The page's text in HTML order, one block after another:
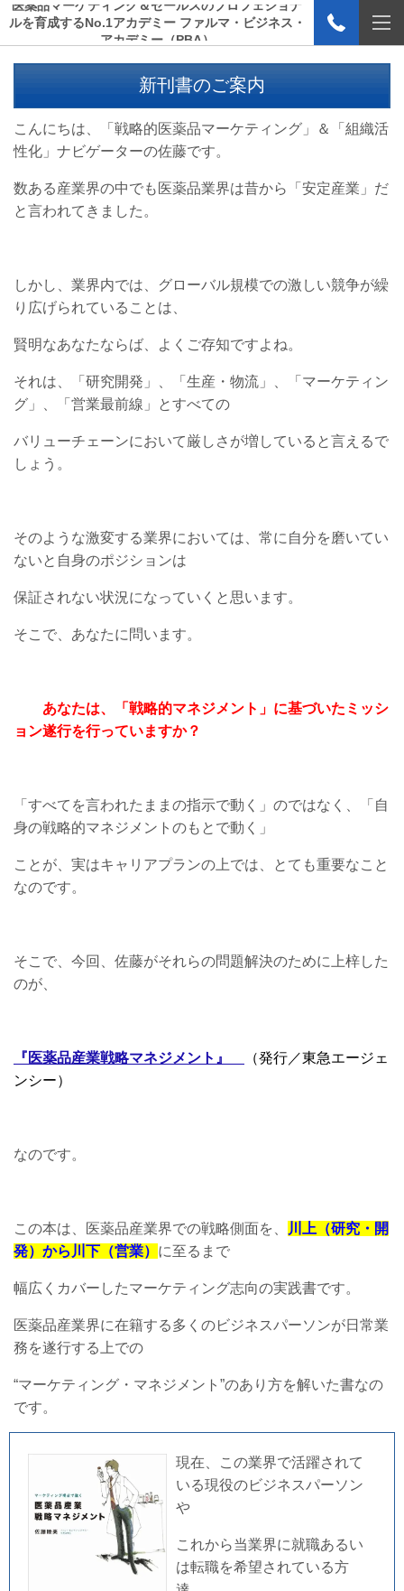
医薬品マーケティング＆セールスのプロフェショナ
ルを育成するNo.1アカデミー ファルマ・ビジネス・
アカデミー（PBA）
新刊書のご案内
こんにちは、「戦略的医薬品マーケティング」＆「組織活
性化」ナビゲーターの佐藤です。
数ある産業界の中でも医薬品業界は昔から「安定産業」だ
と言われてきました。
しかし、業界内では、グローバル規模での激しい競争が繰
り広げられていることは、
賢明なあなたならば、よくご存知ですよね。
それは、「研究開発」、「生産・物流」、「マーケティン
グ」、「営業最前線」とすべての
バリューチェーンにおいて厳しさが増していると言えるで
しょう。
そのような激変する業界においては、常に自分を磨いてい
ないと自身のポジションは
保証されない状況になっていくと思います。
そこで、あなたに問います。
あなたは、「戦略的マネジメント」に基づいたミッシ
ョン遂行を行っていますか？
「すべてを言われたままの指示で動く」のではなく、「自
身の戦略的マネジメントのもとで動く」
ことが、実はキャリアプランの上では、とても重要なこと
なのです。
そこで、今回、佐藤がそれらの問題解決のために上梓した
のが、
『医薬品産業戦略マネジメント』
（発行／東急エージェ
ンシー）
なのです。
この本は、医薬品産業界での戦略側面を、
川上（研究・開
発）から川下（営業） に至るまで
幅広くカバーしたマーケティング志向の実践書です。
医薬品産業界に在籍する多くのビジネスパーソンが日常業
務を遂行する上での
“マーケティング・マネジメント”のあり方を解いた書なの
です。
現在、この業界で活躍されて
いる現役のビジネスパーソン
や
これから当業界に就職あるい
は転職を希望されている方